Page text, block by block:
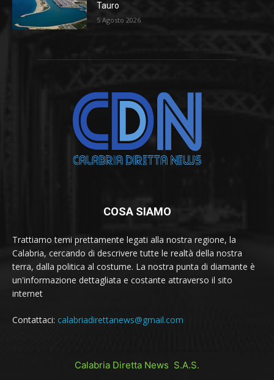
Tauro
5 Agosto 2026
COSA SIAMO
Trattiamo temi prettamente legati alla nostra regione, la
Calabria, cercando di descrivere tutte le realtà della nostra
terra, dalla politica al costume. La nostra punta di diamante è
un'informazione dettagliata e costante attraverso il sito
internet
Contattaci: calabriadirettanews@gmail.com
Calabria Diretta News S.A.S.